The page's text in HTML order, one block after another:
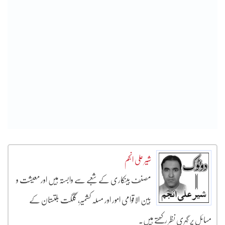
شیر علی انجم
مصنف بینکاری کے شعبے سے وابستہ ہیں اور معیشت و
بین الاقوامی امور اور مسلہ کشمیر، گلگت بلتستان کے
مسائل پر گہری نظر رکھتے ہیں۔